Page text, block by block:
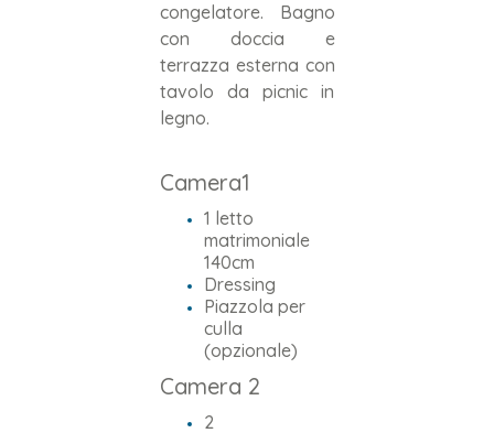
congelatore. Bagno
con doccia e
terrazza esterna con
tavolo da picnic in
legno.
Camera1
1 letto
matrimoniale
140cm
Dressing
Piazzola per
culla
(opzionale)
Camera 2
2